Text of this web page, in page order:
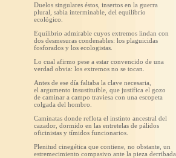
Duelos singulares éstos, insertos en la guerra
plural, sabia interminable, del equilibrio
ecológico.
Equilibrio admirable cuyos extremos lindan con
dos desmesuras condenables: los plaguicidas
fosforados y los ecologistas.
Lo cual afirmo pese a estar convencido de una
verdad obvia: los extremos no se tocan.
Antes de ese día faltaba la clave necesaria,
el argumento insustituible, que justifica el gozo
de caminar a campo traviesa con una escopeta
colgada del hombro.
Caminatas donde reflota el instinto ancestral del
cazador, dormido en las entretelas de pálidos
oficinistas y tímidos funcionarios.
Plenitud cinegética que contiene, no obstante, un
estremecimiento compasivo ante la pieza derribada.